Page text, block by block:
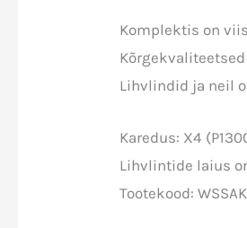
Komplektis on
Lihvlindid ja neil
Karedus: X4
Lihvlintide laius
Tootekood: